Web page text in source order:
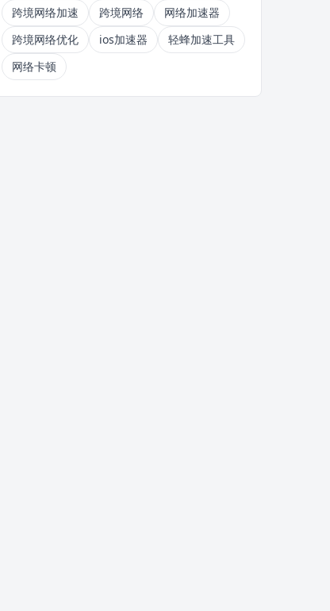
跨境网络加速
跨境网络
网络加速器
跨境网络优化
ios加速器
轻蜂加速工具
网络卡顿